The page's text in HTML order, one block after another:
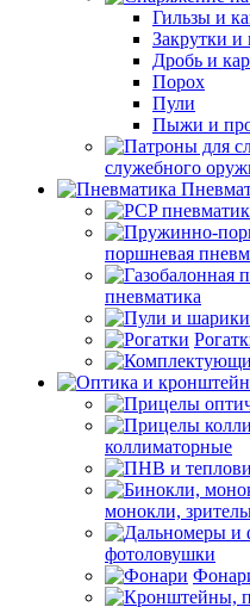
Гильзы и
Закрутки
Дробь и
Порох
Пули
Пыжи и
служебного
поршневая
пневматика
коллиматорные
монокли,
фотоловушки